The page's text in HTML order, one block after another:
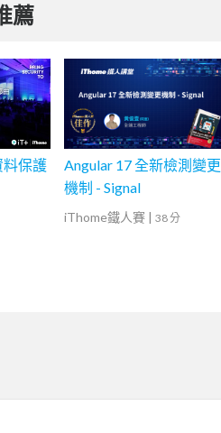
薦
料保護
Angular 17 全新檢測變更
機制 - Signal
iThome鐵人賽 | 38 分